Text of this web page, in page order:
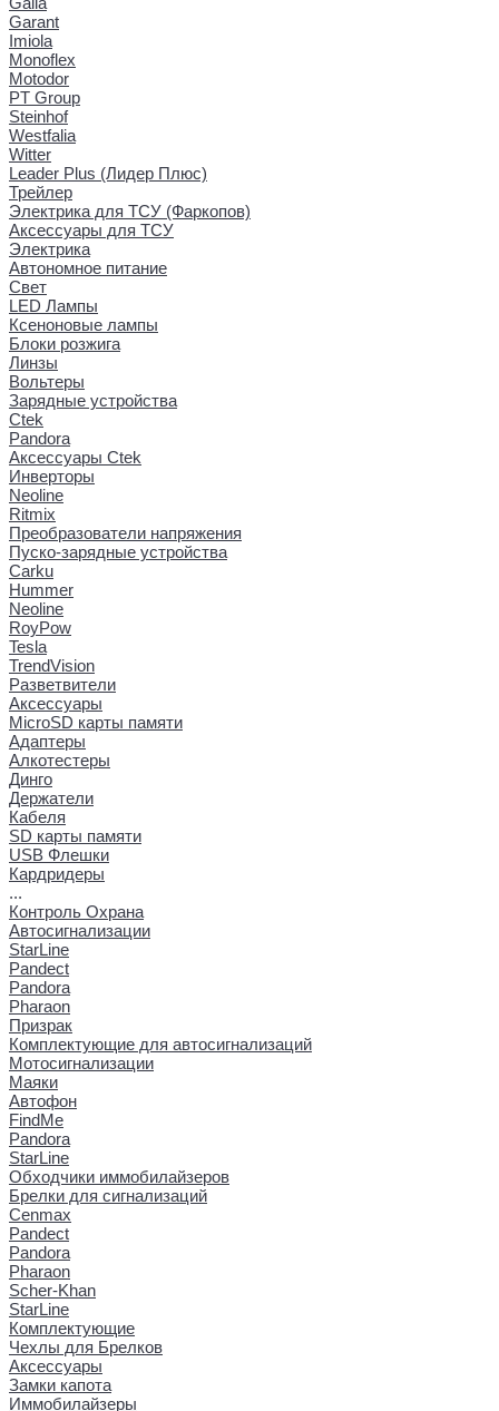
Garant
Imiola
Monoflex
Motodor
PT Group
Steinhof
Westfalia
Witter
Leader Plus (Лидер Плюс)
Трейлер
Электрика для ТСУ (Фаркопов)
Аксессуары для ТСУ
Электрика
Автономное питание
Свет
LED Лампы
Ксеноновые лампы
Блоки розжига
Линзы
Вольтеры
Зарядные устройства
Ctek
Pandora
Аксессуары Ctek
Инверторы
Neoline
Ritmix
Преобразователи напряжения
Пуско-зарядные устройства
Carku
Hummer
Neoline
RoyPow
Tesla
TrendVision
Разветвители
Аксессуары
MicroSD карты памяти
Адаптеры
Алкотестеры
Динго
Держатели
Кабеля
SD карты памяти
USB Флешки
Кардридеры
...
Контроль Охрана
Автосигнализации
StarLine
Pandect
Pandora
Pharaon
Призрак
Комплектующие для автосигнализаций
Мотосигнализации
Маяки
Автофон
FindMe
Pandora
StarLine
Обходчики иммобилайзеров
Брелки для сигнализаций
Cenmax
Pandect
Pandora
Pharaon
Scher-Khan
StarLine
Комплектующие
Чехлы для Брелков
Аксессуары
Замки капота
Иммобилайзеры